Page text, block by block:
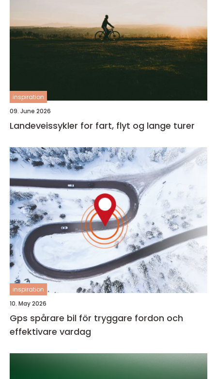
inspiration
09. June 2026
Landeveissykler for fart, flyt og lange turer
inspiration
10. May 2026
Gps spårare bil för tryggare fordon och
effektivare vardag